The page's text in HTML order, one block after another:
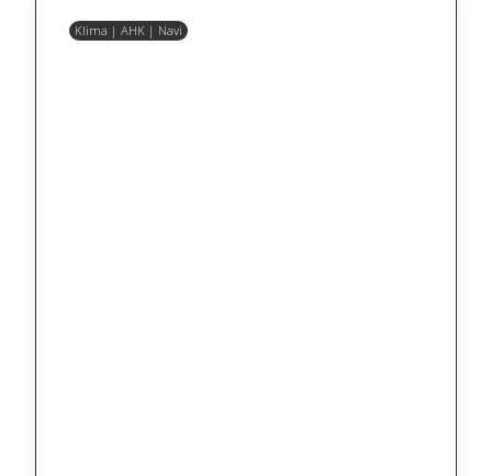
Klima | AHK | Navi